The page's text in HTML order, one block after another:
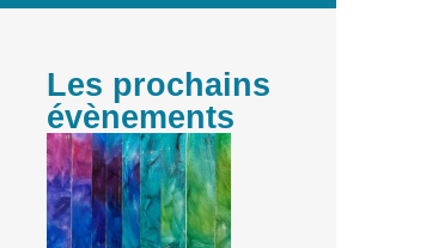
Les prochains
évènements